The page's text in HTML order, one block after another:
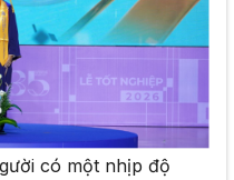
có một nhịp độ